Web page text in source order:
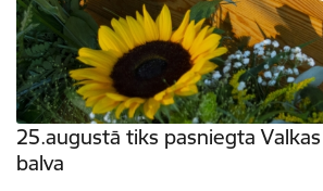
25.augustā tiks pasniegta Valkas
balva